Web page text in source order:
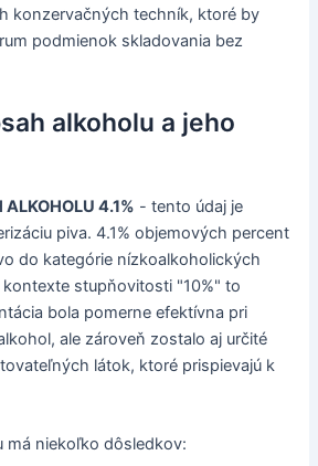
konzervačných techník, ktoré by
podmienok skladovania bez
alkoholu a jeho
4.1% - tento údaj je
piva. 4.1% objemových percent
do kategórie nízkoalkoholických
stupňovitosti "10%" to
bola pomerne efektívna pri
ale zároveň zostalo aj určité
látok, ktoré prispievajú k
má niekoľko dôsledkov: